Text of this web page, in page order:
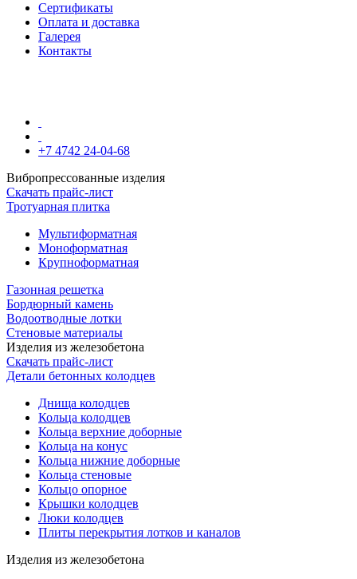
Сертификаты
Оплата и доставка
Галерея
Контакты
+7 4742 24-04-68
Вибропрессованные изделия
Скачать прайс-лист
Тротуарная плитка
Мультиформатная
Моноформатная
Крупноформатная
Газонная решетка
Бордюрный камень
Водоотводные лотки
Стеновые материалы
Изделия из железобетона
Скачать прайс-лист
Детали бетонных колодцев
Днища колодцев
Кольца колодцев
Кольца верхние доборные
Кольца на конус
Кольца нижние доборные
Кольца стеновые
Кольцо опорное
Крышки колодцев
Люки колодцев
Плиты перекрытия лотков и каналов
Изделия из железобетона